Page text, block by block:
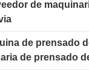
de
de prensado
de prensado